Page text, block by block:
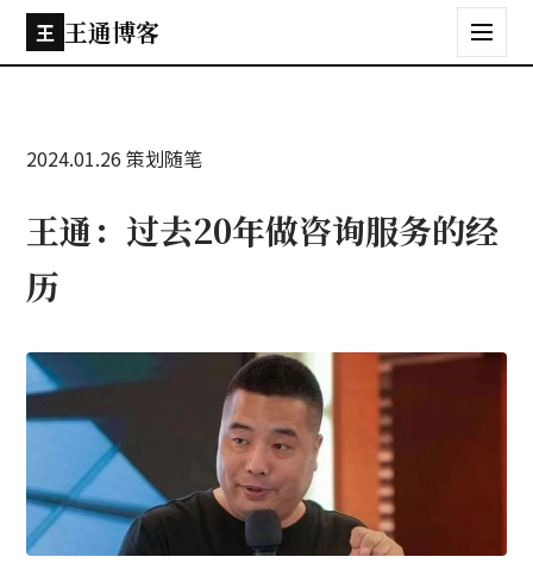
王 王通博客
2024.01.26 策划随笔
王通：过去20年做咨询服务的经
历